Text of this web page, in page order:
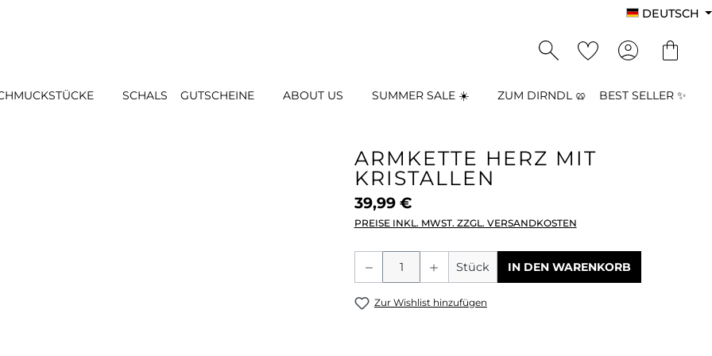
DEUTSCH
SCHALS GUTSCHEINE ABOUT US SUMMER SALE ☀️ ZUM DIRNDL 🥨 BEST SELLER ✨
ARMKETTE HERZ MIT
KRISTALLEN
39,99 €
PREISE INKL. MWST. ZZGL. VERSANDKOSTEN
Produkt Anzahl: Gib den
Stück IN DEN WARENKORB
Zur Wishlist hinzufügen